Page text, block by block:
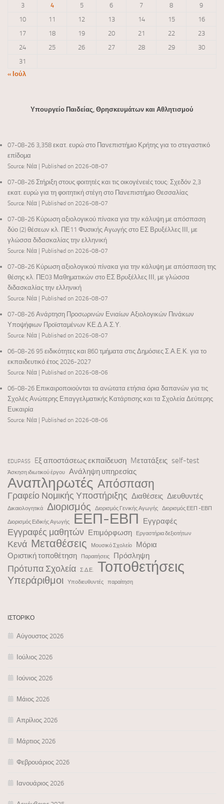
3
4 5 6 7 8
9
10
11 12 13 14 15
16
17
18 19 20 21 22
23
24
25 26 27 28 29
30
31
« Ιούλ
Υπουργείο Παιδείας, Θρησκευμάτων και Αθλητισμού
07-08-26 3,358 εκατ. ευρώ στο Πανεπιστήμιο Κρήτης για το στεγαστικό
επίδομα
Source: Νέα Published on 2026-08-07
07-08-26 Στήριξη στους φοιτητές και τις οικογένειές τους: Σχεδόν 2,3
εκατ. ευρώ για τη φοιτητική στέγη στο Πανεπιστήμιο Θεσσαλίας
Source: Νέα Published on 2026-08-07
07-08-26 Κύρωση αξιολογικού πίνακα για την κάλυψη με απόσπαση
δύο (2) θέσεων κλ. ΠΕ11 Φυσικής Αγωγής στο ΕΣ Βρυξέλλες ΙΙΙ, με
γλώσσα διδασκαλίας την ελληνική
Source: Νέα Published on 2026-08-07
07-08-26 Κύρωση αξιολογικού πίνακα για την κάλυψη με απόσπαση της
θέσης κλ. ΠΕ03 Μαθηματικών στο ΕΣ Βρυξέλλες ΙΙΙ, με γλώσσα
διδασκαλίας την ελληνική
Source: Νέα Published on 2026-08-07
07-08-26 Ανάρτηση Προσωρινών Ενιαίων Αξιολογικών Πινάκων
Υποψήφιων Προϊσταμένων ΚΕ.Δ.Α.Σ.Υ.
Source: Νέα Published on 2026-08-07
06-08-26 95 ειδικότητες και 860 τμήματα στις Δημόσιες Σ.Α.Ε.Κ. για το
εκπαιδευτικό έτος 2026-2027
Source: Νέα Published on 2026-08-06
06-08-26 Επικαιροποιούνται τα ανώτατα ετήσια όρια δαπανών για τις
Σχολές Ανώτερης Επαγγελματικής Κατάρτισης και τα Σχολεία Δεύτερης
Ευκαιρία
Source: Νέα Published on 2026-08-06
EDUPASS Eξ αποστάσεως εκπαίδευση Mετατάξεις self-test
Άσκηση ιδιωτικού έργου Ανάληψη υπηρεσίας
Αναπληρωτές Απόσπαση
Γραφείο Νομικής Υποστήριξης Διαθέσεις Διευθυντές
Δικαιολογητικά Διορισμός Διορισμός Γενικής Αγωγής Διορισμός ΕΕΠ -ΕΒΠ
Διορισμός Ειδικής Αγωγής ΕΕΠ-ΕΒΠ Εγγραφές
Εγγραφές μαθητών Επιμόρφωση Εργαστήρια δεξιοτήτων
Κενά Μεταθέσεις Μουσικό Σχολείο
Μόρια
Οριστική τοποθέτηση
Παραιτήσεις Πρόσληψη
Πρότυπα Σχολεία Σ.Δ.Ε. Τοποθετήσεις
Υπεράριθμοι Υποδιευθυντές παραίτηση
ΙΣΤΟΡΙΚΌ
Αύγουστος 2026
Ιούλιος 2026
Ιούνιος 2026
Μάιος 2026
Απρίλιος 2026
Μάρτιος 2026
Φεβρουάριος 2026
Ιανουάριος 2026